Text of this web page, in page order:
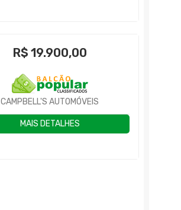
R$ 19.900,00
CAMPBELL'S AUTOMÓVEIS
MAIS DETALHES